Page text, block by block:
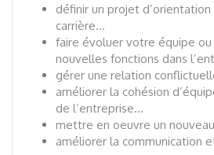
définir un projet
carrière…
faire évoluer votre équipe
nouvelles fonctions dans
gérer une relation
améliorer la cohésion
de l’entreprise…
mettre en oeuvre un
améliorer la communication